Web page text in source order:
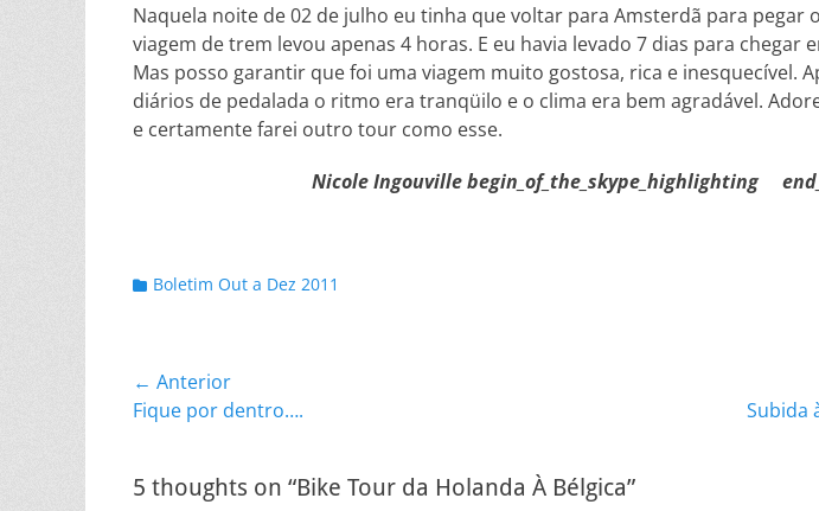
Naquela noite de 02 de julho eu tinha que voltar para Amsterdã para pegar
viagem de trem levou apenas 4 horas. E eu havia levado 7 dias para chegar
Mas posso garantir que foi uma viagem muito gostosa, rica e inesquecível.
diários de pedalada o ritmo era tranqüilo e o clima era bem agradável.
e certamente farei outro tour como esse.
Nicole Ingouvillebegin_of_the_skype_highlighting
Categorias:
Boletim Out a Dez 2011
Navegação
de
Post
← Anterior
Post
Fique por dentro…. Subida
5 thoughts on “Bike Tour da Holanda À Bélgica”